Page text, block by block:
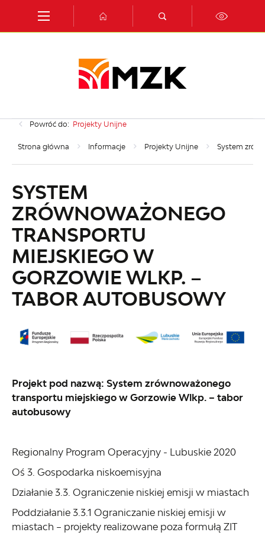
Przejdź do wyszukiwarki.
Przejdź do ustawień wielkości czcionki.
Włącz wersję kontrastową strony.
Powróć do: Projekty Unijne
Strona główna Informacje Projekty Unijne System
SYSTEM
ZRÓWNOWAŻONEGO
TRANSPORTU
MIEJSKIEGO W
GORZOWIE WLKP. –
TABOR AUTOBUSOWY
Projekt pod nazwą: System zrównoważonego
transportu miejskiego w Gorzowie Wlkp. – tabor
autobusowy
Regionalny Program Operacyjny - Lubuskie 2020
Oś 3. Gospodarka niskoemisyjna
Działanie 3.3. Ograniczenie niskiej emisji w miastach
Poddziałanie 3.3.1 Ograniczanie niskiej emisji w
miastach – projekty realizowane poza formułą ZIT